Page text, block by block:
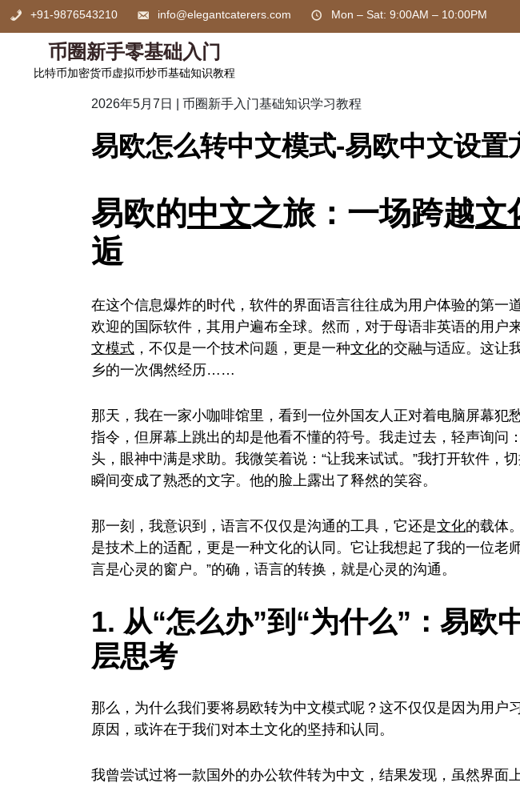
Skip
+91-9876543210 info@elegantcaterers.com Mon – Sat: 9:00AM – 10:00PM
币圈新手零基础入门
比特币加密货币虚拟币炒币基础知识教程
2026年5月7日 币圈新手入门基础知识学习教程
易欧怎么转中文模式-易欧中文设置
易欧的中文之旅：一场跨越文
逅
在这个信息爆炸的时代，软件的界面语言往往成为用户体验的第一
欢迎的国际软件，其用户遍布全球。然而，对于母语非英语的用户
文模式 ，不仅是一个技术问题，更是一种文化的交融与适应。这让
乡的一次偶然经历……
那天，我在一家小咖啡馆里，看到一位外国友人正对着电脑屏幕犯
指令，但屏幕上跳出的却是他看不懂的符号。我走过去，轻声询问
头，眼神中满是求助。我微笑着说：“让我来试试。”我打开软件，切
瞬间变成了熟悉的文字。他的脸上露出了释然的笑容。
那一刻，我意识到，语言不仅仅是沟通的工具，它还是文化的载体
是技术上的适配，更是一种文化的认同。它让我想起了我的一位老
言是心灵的窗户。”的确，语言的转换，就是心灵的沟通。
1. 从“怎么办”到“为什么”：易欧
层思考
那么，为什么我们要将易欧转为中文模式呢？这不仅仅是因为用户
原因，或许在于我们对本土文化的坚持和认同。
我曾尝试过将一款国外的办公软件转为中文，结果发现，虽然界面